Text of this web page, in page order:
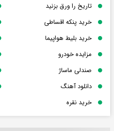
تاریخ را ورق بزنید
خرید پنکه اقساطی
خرید بلیط هواپیما
مزایده خودرو
صندلی ماساژ
دانلود آهنگ
خرید نقره